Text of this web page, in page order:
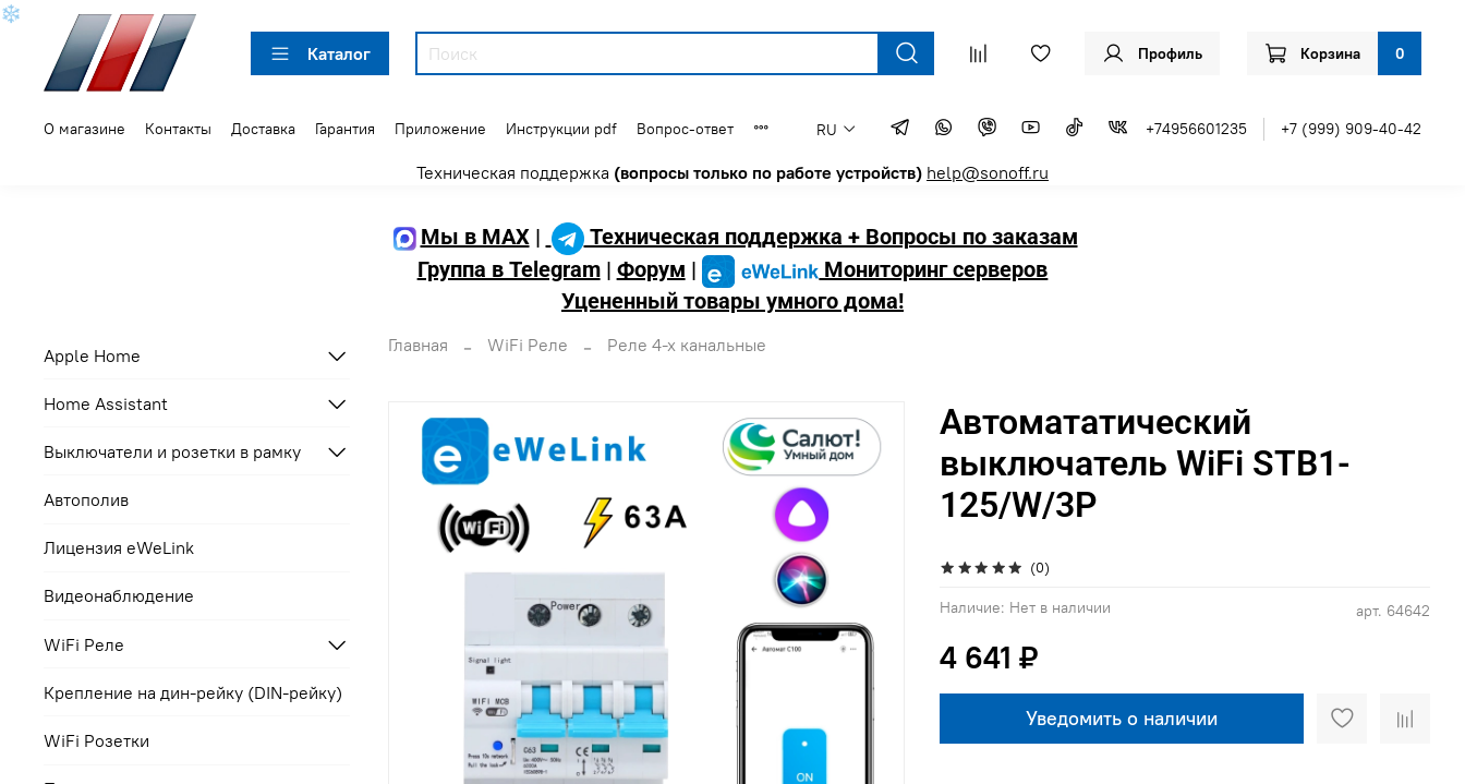
❄
Каталог
Профиль Корзина 0
О магазине Контакты Доставка Гарантия Приложение Инструкции pdf Вопрос-ответ RU +74956601235 +7 (999) 909-40-42
Техническая поддержка (вопросы только по работе устройств) help@sonoff.ru
Мы в MAX|
Техническая поддержка + Вопросы по заказам
Группа в Telegram| Форум |
Мониторинг серверов
Уцененный товары умного дома!
Главная WiFi Реле Реле 4-х канальные
(0)
арт. 64642
Наличие: Нет в наличии
Автомататический
выключатель WiFi STB1-
125/W/3P
4 641 ₽
Уведомить о наличии
Apple Home
Home Assistant
Выключатели и розетки в рамку
Автополив
Лицензия eWeLink
Видеонаблюдение
WiFi Реле
Крепление на дин-рейку (DIN-рейку)
WiFi Розетки